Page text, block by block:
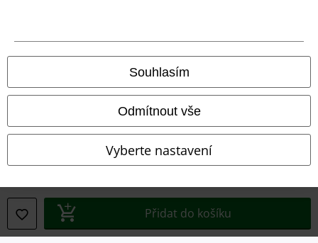
Souhlasím
Odmítnout vše
Vyberte nastavení
Přidat do košíku
Prohlášení
Likvidace odpadu a ochrana životního prostředí
Prohlášení o shodě
Informace o přístupnosti
Nastavení souborů cookie
Odstoupení od smlouvy